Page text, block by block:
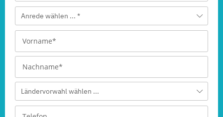
Anrede wählen ... *
Ländervorwahl wählen ...